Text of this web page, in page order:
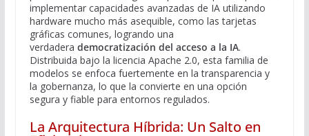
implementar capacidades avanzadas de IA utilizando
hardware mucho más asequible, como las tarjetas
gráficas comunes, logrando una
verdadera democratización del acceso a la IA.
Distribuida bajo la licencia Apache 2.0, esta familia de
modelos se enfoca fuertemente en la transparencia y
la gobernanza, lo que la convierte en una opción
segura y fiable para entornos regulados.
La Arquitectura Híbrida: Un Salto en